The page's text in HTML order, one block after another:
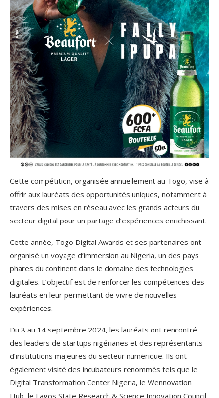
Cette compétition, organisée annuellement au Togo, vise à
offrir aux lauréats des opportunités uniques, notamment à
travers des mises en réseau avec les grands acteurs du
secteur digital pour un partage d’expériences enrichissant.
Cette année, Togo Digital Awards et ses partenaires ont
organisé un voyage d’immersion au Nigeria, un des pays
phares du continent dans le domaine des technologies
digitales. L’objectif est de renforcer les compétences des
lauréats en leur permettant de vivre de nouvelles
expériences.
Du 8 au 14 septembre 2024, les lauréats ont rencontré
des leaders de startups nigérianes et des représentants
d’institutions majeures du secteur numérique. Ils ont
également visité des incubateurs renommés tels que le
Digital Transformation Center Nigeria, le Wennovation
Hub, le Lagos State Research & Science Innovation Council